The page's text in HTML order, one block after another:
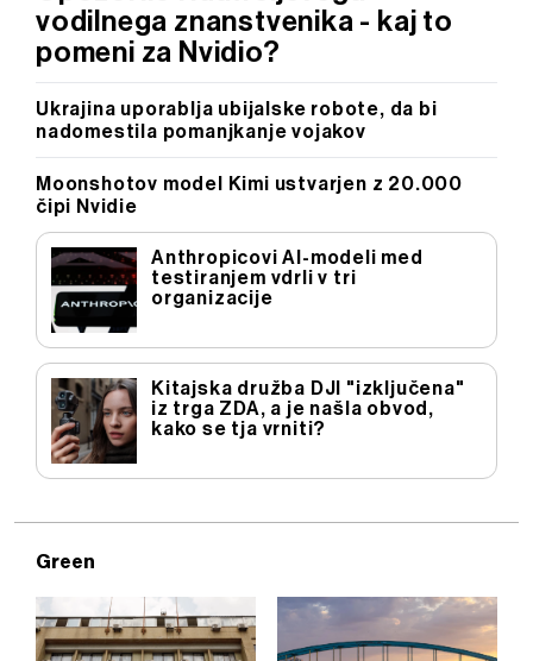
vodilnega znanstvenika - kaj to
pomeni za Nvidio?
Ukrajina uporablja ubijalske robote, da bi
nadomestila pomanjkanje vojakov
Moonshotov model Kimi ustvarjen z 20.000
čipi Nvidie
Anthropicovi AI-modeli med
testiranjem vdrli v tri
organizacije
Kitajska družba DJI "izključena"
iz trga ZDA, a je našla obvod,
kako se tja vrniti?
Green